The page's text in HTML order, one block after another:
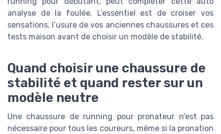
analyse de la foulée. L’essentiel est de croiser vos
sensations, l’usure de vos anciennes chaussures et ces
tests maison avant de choisir un modèle de stabilité.
Quand choisir une chaussure de
stabilité et quand rester sur un
modèle neutre
Une chaussure de running pour pronateur n’est pas
nécessaire pour tous les coureurs, même si la pronation